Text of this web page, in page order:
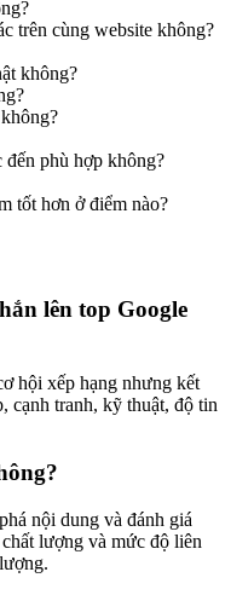
trên cùng website không?
không?
phù hợp không?
tốt hơn ở điểm nào?
lên top Google
hội xếp hạng nhưng kết
cạnh tranh, kỹ thuật, độ tin
nội dung và đánh giá
lượng và mức độ liên